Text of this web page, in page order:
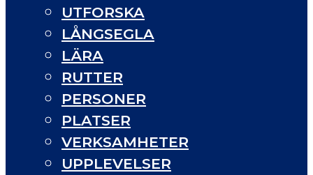
UTFORSKA
LÅNGSEGLA
LÄRA
RUTTER
PERSONER
PLATSER
VERKSAMHETER
UPPLEVELSER